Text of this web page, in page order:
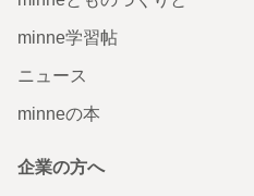
minne学習帖
ニュース
minneの本
企業の方へ